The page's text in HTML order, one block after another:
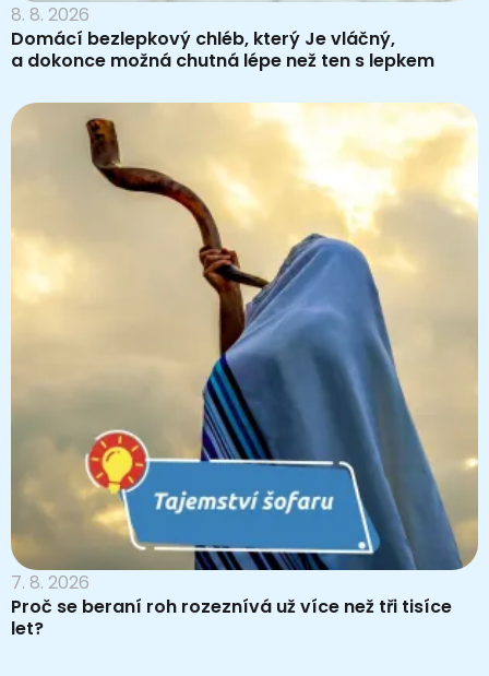
8. 8. 2026
Domácí bezlepkový chléb, který Je vláčný,
a dokonce možná chutná lépe než ten s lepkem
7. 8. 2026
Proč se beraní roh rozeznívá už více než tři tisíce
let?